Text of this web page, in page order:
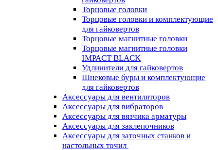
Торцовые головки
Торцовые головки и комплектующие
для гайковертов
Торцовые магнитные головки
Торцовые магнитные головки
IMPACT BLACK
Удлинители для гайковертов
Шнековые буры и комплектующие
для гайковертов
Аксессуары для вентиляторов
Аксессуары для вибраторов
Аксессуары для вязчика арматуры
Аксессуары для заклепочников
Аксессуары для заточных станков и
настольных точил